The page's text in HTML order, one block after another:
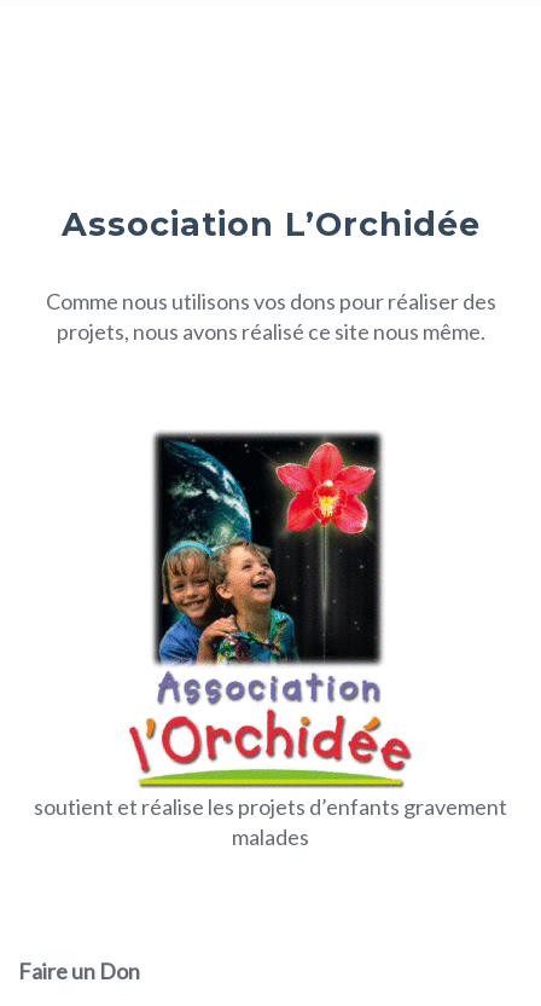
Association L’Orchidée
Comme nous utilisons vos dons pour réaliser des
projets, nous avons réalisé ce site nous même.
soutient et réalise les projets d’enfants gravement
malades
Faire un Don